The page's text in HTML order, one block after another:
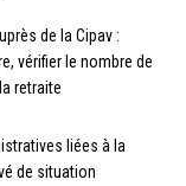
de la Cipav :
vérifier le nombre de
retraite
liées à la
de situation